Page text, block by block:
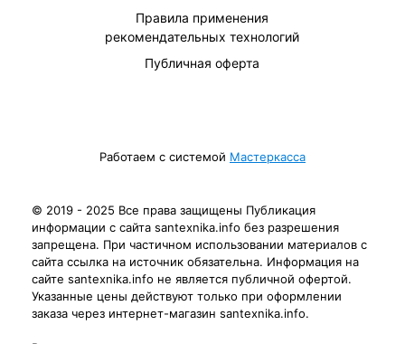
Правила применения
рекомендательных технологий
Публичная оферта
Работаем с системой Мастеркасса
© 2019 - 2025 Все права защищены Публикация
информации с сайта santexnika.info без разрешения
запрещена. При частичном использовании материалов с
сайта ссылка на источник обязательна. Информация на
сайте santexnika.info не является публичной офертой.
Указанные цены действуют только при оформлении
заказа через интернет-магазин santexnika.info.